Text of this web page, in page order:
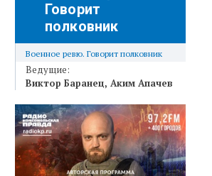
Говорит
полковник
Военное ревю. Говорит полковник
Ведущие:
Виктор Баранец Аким Апачев